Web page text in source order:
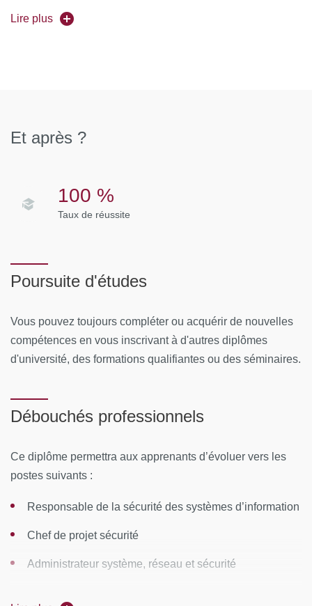
Professionnelle en vigueur. Il appartient aux candidats
SFCA (contact :
(AIF) ou obtenir une Autorisation d’Inscription à un Stage
Lire plus
Et après ?
100 %
Taux de réussite
Poursuite d'études
Vous pouvez toujours compléter ou acquérir de nouvelles
compétences en vous inscrivant à d'autres diplômes
d'université, des formations qualifiantes ou des séminaires.
Débouchés professionnels
Ce diplôme permettra aux apprenants d’évoluer vers les
postes suivants :
Responsable de la sécurité des systèmes d’information
Chef de projet sécurité
Administrateur système, réseau et sécurité